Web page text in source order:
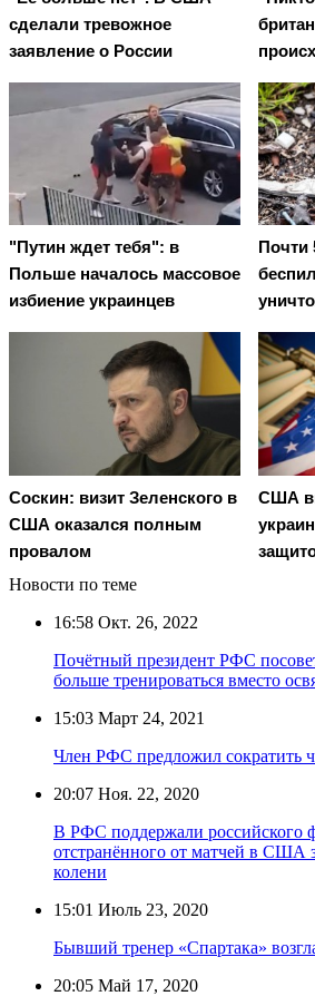
сделали тревожное
заявление о России
"Путин ждет тебя": в
Польше началось массовое
избиение украинцев
Почти
Соскин: визит Зеленского в
США оказался полным
провалом
США
Новости по теме
16:58 Окт. 26, 2022
Почётный президент РФС
больше тренироваться вместо
15:03 Март 24, 2021
Член РФС предложил сократить
20:07 Ноя. 22, 2020
В РФС поддержали российского
отстранённого от матчей в США
колени
15:01 Июль 23, 2020
Бывший тренер «Спартака»
20:05 Май 17, 2020